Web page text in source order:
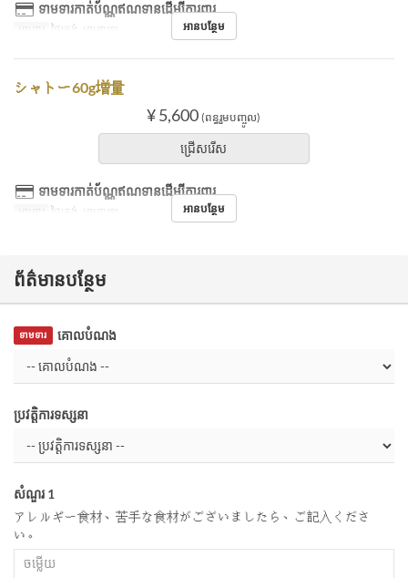
ទាមទារកាត់ប័ណ្ណឥណទានដើម្បីការពារ
អាហារ ថ្ងៃត្រង់, អាហារឡ អានបន្ថែម
シャトー60g増量
¥ 5,600 (ពន្ធរួមបញ្ចូល)
ជ្រើសរើស
ទាមទារកាត់ប័ណ្ណឥណទានដើម្បីការពារ
អាហារ ថ្ងៃត្រង់, អាហារឡ អានបន្ថែម
ព័ត៌មានបន្ថែម
គោលបំណង
ទាមទារ
ប្រវត្តិការទស្សនា
សំណួរ 1
アレルギー食材、苦手な食材がございましたら、ご記入くださ
い。